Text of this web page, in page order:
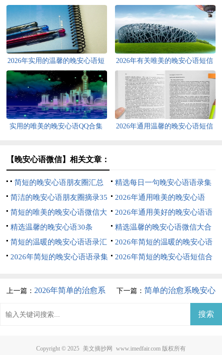
2026年实用的温馨的晚安心语短
信大汇总60句
2026年有关唯美的晚安心语短信
35句
实用的唯美的晚安心语QQ合集
2026年通用温馨的晚安心语短信
【晚安心语微信】相关文章：
简短的晚安心语朋友圈汇总
81条
精选每日一句晚安心语语录集
锦72句
简洁的晚安心语朋友圈摘录35
句
2026年通用唯美的晚安心语
QQ合集31句
简短的唯美的晚安心语微信大
汇总79条
2026年通用美好的晚安心语语
录合集70条
精选温馨的晚安心语30条
精选温馨的晚安心语微信大合
集53条
简短的温暖的晚安心语语录汇
编72句
2026年简短的温暖的晚安心语
大集合59句
2026年简短的晚安心语语录集
2026年简短的晚安心语短信合
上一篇：2026年简单的治愈系
下一篇： 简单的治愈系晚安心
Copyright © 2025 美文摘抄网 www.imedfair.com 版权所有